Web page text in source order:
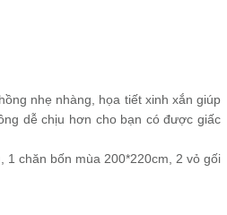
nhẹ nhàng, họa tiết xinh xắn giúp
dễ chịu hơn cho bạn có được giấc
1 chăn bốn mùa 200*220cm, 2 vỏ gối